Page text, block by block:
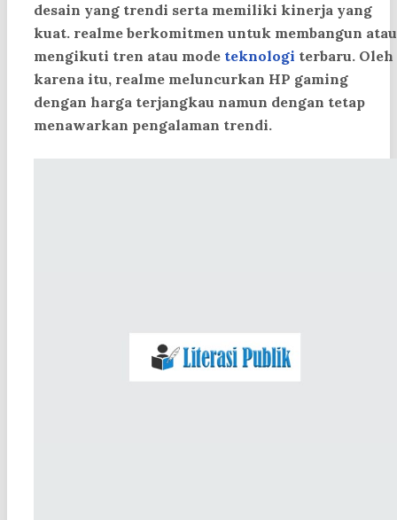
desain yang trendi serta memiliki kinerja yang
kuat. realme berkomitmen untuk membangun atau
mengikuti tren atau mode teknologi terbaru. Oleh
karena itu, realme meluncurkan HP gaming
dengan harga terjangkau namun dengan tetap
menawarkan pengalaman trendi.